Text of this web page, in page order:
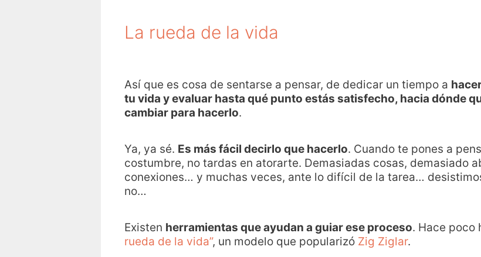
La rueda de la vida
Así que es cosa de sentarse a pensar, de dedicar un tiempo a
tu vida y evaluar hasta qué punto estás satisfecho, hacia dónde
cambiar para hacerlo.
Ya, ya sé. Es más fácil decirlo que hacerlo. Cuando te pones a
costumbre, no tardas en atorarte. Demasiadas cosas, demasiado
conexiones… y muchas veces, ante lo difícil de la tarea…
no…
Existen herramientas que ayudan a guiar ese proceso. Hace poco
rueda de la vida”, un modelo que popularizó Zig Ziglar.